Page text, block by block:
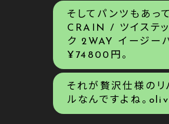
そしてパンツもあっ
CRAIN / ツイステッ
ク 2WAY イージー
¥74800円。
それが贅沢仕様のリ
ルなんですよね。